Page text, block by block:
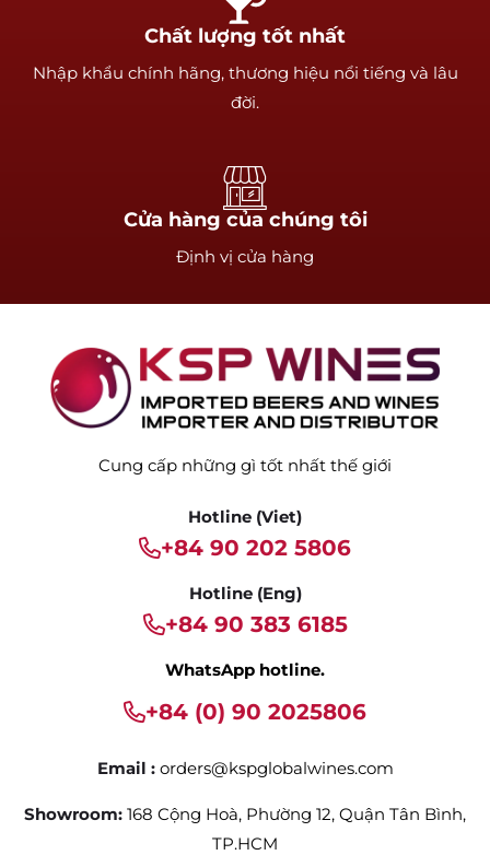
Chất lượng tốt nhất
Nhập khẩu chính hãng, thương hiệu nổi tiếng và lâu
đời.
Cửa hàng của chúng tôi
Định vị cửa hàng
Cung cấp những gì tốt nhất thế giới
Hotline (Viet)
+84 90 202 5806
Hotline (Eng)
+84 90 383 6185
WhatsApp hotline.
+84 (0) 90 2025806
Email : orders@kspglobalwines.com
Showroom: 168 Cộng Hoà, Phường 12, Quận Tân Bình,
TP.HCM